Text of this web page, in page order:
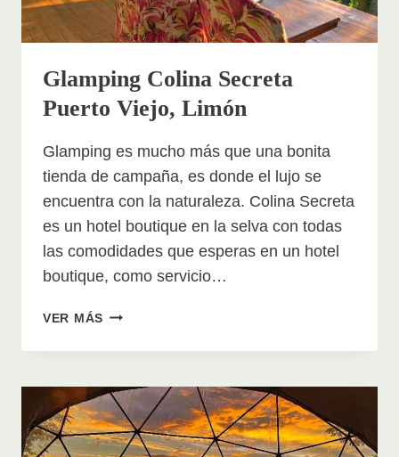
Glamping Colina Secreta
Puerto Viejo, Limón
Glamping es mucho más que una bonita
tienda de campaña, es donde el lujo se
encuentra con la naturaleza. Colina Secreta
es un hotel boutique en la selva con todas
las comodidades que esperas en un hotel
boutique, como servicio…
VER MÁS GLAMPING
SECRETA
VIEJO,
LIMÓN